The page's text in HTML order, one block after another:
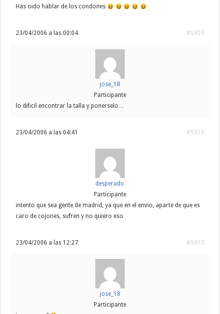
Has oido hablar de los condones
23/04/2006 a las 00:04 #5903
jose_18
Participante
lo dificil encontrar la talla y ponerselo…
23/04/2006 a las 04:41 #5910
desperado
Participante
intento que sea gente de madrid, ya que en el envio, aparte de que es
caro de cojones, sufren y no quiero eso
23/04/2006 a las 12:27 #5917
jose_18
Participante